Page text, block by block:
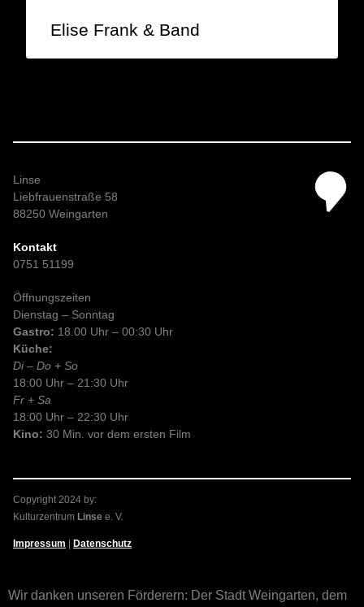
Elise Frank & Band
Linse
Liebfrauenstraße 58
88250 Weingarten
Kontakt
0751 51199
Öffnungszeiten
Dienstag – Sonntag
Gastro: 18.00 Uhr – 00:30 Uhr
Küche:
Di – Do + So
18:00 Uhr – 21:30 Uhr
Fr + Sa
18:00 Uhr – 22:30 Uhr
Kino: 30 Min. vor dem ersten Film
Copyright 2024 by:
Kulturzentrum Linse e. V.
Impressum Datenschutz
Wir danken unseren Förderern: Der Stadt Weingarten, dem